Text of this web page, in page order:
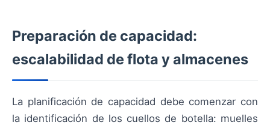
Preparación de capacidad:
escalabilidad de flota y almacenes
La planificación de capacidad debe comenzar con
la identificación de los cuellos de botella: muelles